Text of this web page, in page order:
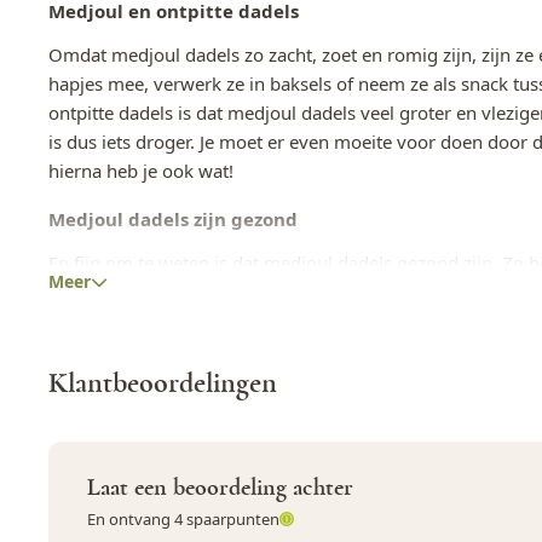
Rundvlees
Schaaldieren Nee
Selderij Nee
Sesamzaad Ja
Varkensvlees
Medjoul en ontpitte dadels
Omdat medjoul dadels zo zacht, zoet en romig zijn, zijn
hapjes mee, verwerk ze in baksels of neem ze als snack
ontpitte dadels is dat medjoul dadels veel groter en
is dus iets droger. Je moet er even moeite voor doen door
hierna heb je ook wat!
Medjoul dadels zijn gezond
En fijn om te weten is dat medjoul dadels gezond zijn. Zo
B2, B3, B5, B11, K en choline. Ook zijn ze rijk aan vezels
Dadels en healthy chocoballen
dit alles met kokosolie en rauwe cacao. Van dit mengsel
van bonbons, en die rol je door kokosrasp. Het resultaat
Meer
Klantbeoordelingen
Laat een beoordeling achter
En ontvang 4 spaarpunten